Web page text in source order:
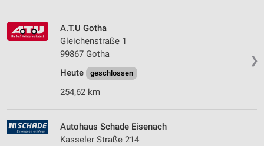
❯
A.T.U Gotha
Gleichenstraße 1
99867 Gotha
Heute
geschlossen
254,62 km
Autohaus Schade Eisenach
Kasseler Straße 214